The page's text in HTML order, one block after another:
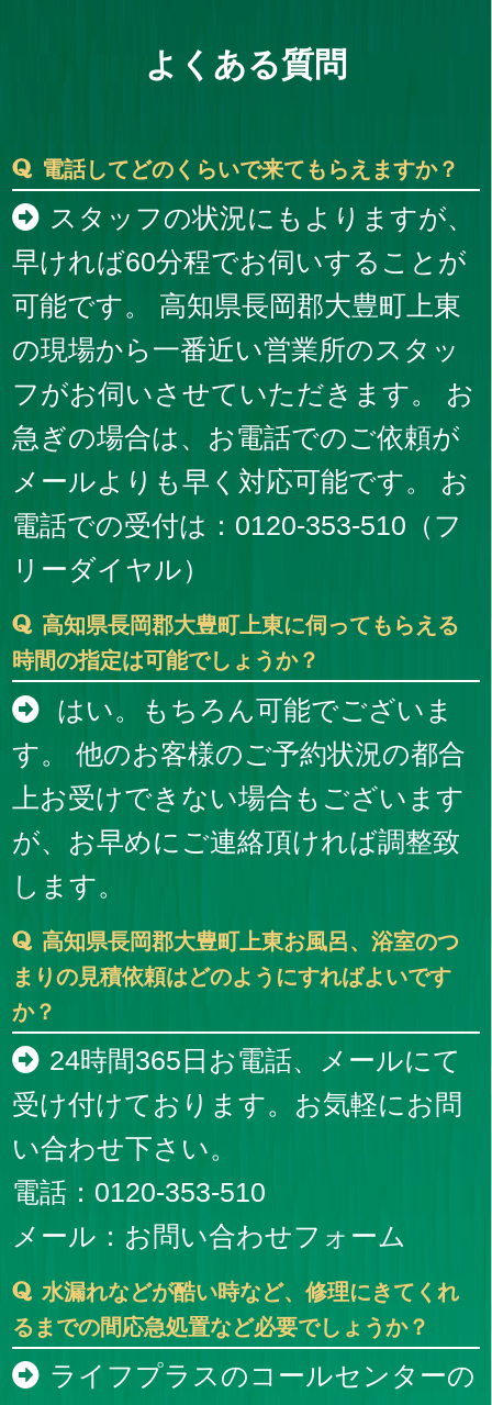
よくある質問
電話してどのくらいで来てもらえますか？
スタッフの状況にもよりますが、
早ければ60分程でお伺いすることが
可能です。 高知県長岡郡大豊町上東
の現場から一番近い営業所のスタッ
フがお伺いさせていただきます。 お
急ぎの場合は、お電話でのご依頼が
メールよりも早く対応可能です。 お
電話での受付は：0120-353-510（フ
リーダイヤル）
高知県長岡郡大豊町上東に伺ってもらえる
時間の指定は可能でしょうか？
はい。もちろん可能でございま
す。 他のお客様のご予約状況の都合
上お受けできない場合もございます
が、お早めにご連絡頂ければ調整致
します。
高知県長岡郡大豊町上東お風呂、浴室のつ
まりの見積依頼はどのようにすればよいです
か？
24時間365日お電話、メールにて
受け付けております。お気軽にお問
い合わせ下さい。
電話：0120-353-510
メール： お問い合わせフォーム
水漏れなどが酷い時など、修理にきてくれ
るまでの間応急処置など必要でしょうか？
ライフプラスのコールセンターの